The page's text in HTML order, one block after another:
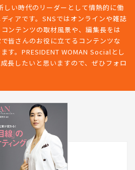
しい時代のリーダーとして情熱的に働
ィアです。SNSではオンラインや雑誌
ンテンツの取材風景や、編集長をは
皆さんのお役に立てるコンテンツな
す。PRESIDENT WOMAN Socialとし
長したいと思いますので、ぜひフォロ